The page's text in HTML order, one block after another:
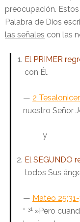
preocupación.
Palabra de Dios
las señales con las
El PRIMER
con Él.
— 2
nuestro Señor
y
El SEGUNDO
todos Sus
— Mateo
“ 31 »Pero